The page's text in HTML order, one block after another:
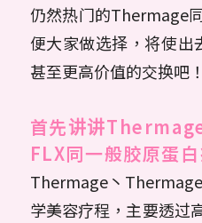
仍然热门的Thermage
便大家做选择，将使出
甚至更高价值的交换吧！
首先讲讲
FLX同一般胶原蛋
Thermage丶
学美容疗程，主要透过